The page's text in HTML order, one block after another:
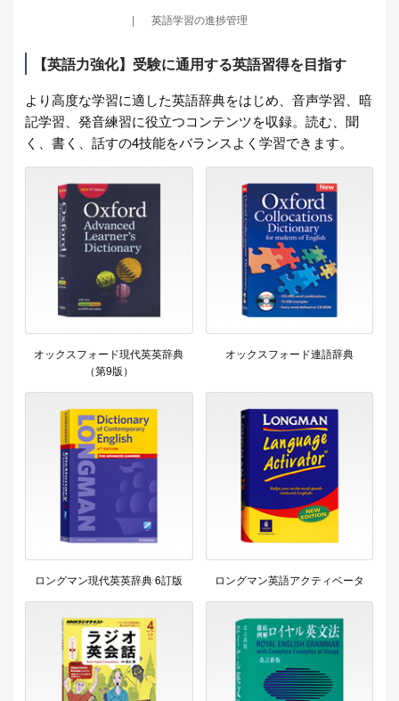
英語学習の進捗管理
【英語力強化】受験に通用する英語習得を目指す
より高度な学習に適した英語辞典をはじめ、音声学習、暗
記学習、発音練習に役立つコンテンツを収録。読む、聞
く、書く、話すの4技能をバランスよく学習できます。
オックスフォード現代英英辞典
（第9版）
オックスフォード連語辞典
ロングマン現代英英辞典 6訂版 ロングマン英語アクティベータ